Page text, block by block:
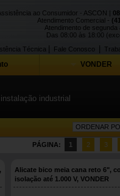
ao Consumidor - ASCON |
Atendimento Comercial -
Atendimento de segunda
Das 08:00 às 18:00
Fale Conosco
Técnica
VONDER
industrial
PÁGINA: 1 2 3
Alicate bico meia cana reto 6",
isolação até 1.000 V, VONDER